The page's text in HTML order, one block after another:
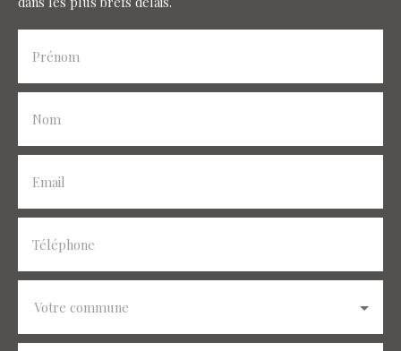
Prénom
Nom
Email
Téléphone
Votre commune